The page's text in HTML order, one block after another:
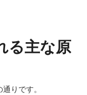
る主な原
りです。